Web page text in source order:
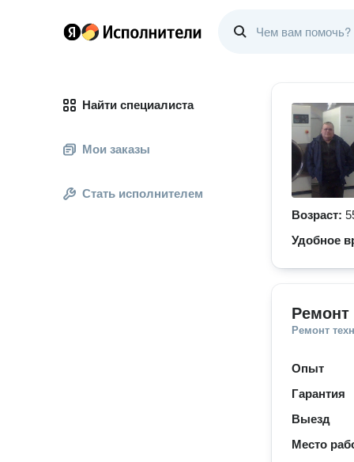
Найти специалиста
Мои заказы
Стать исполнителем
Возраст:
Удобное
Ремонт
Ремонт
Опыт
Гарантия
Выезд
Место